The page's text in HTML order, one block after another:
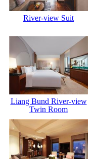
River-view Suit
Liang Bund River-view
Twin Room